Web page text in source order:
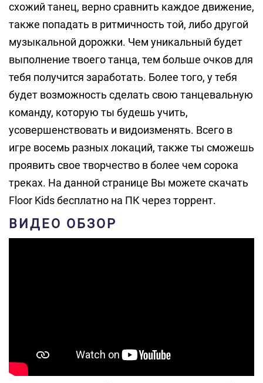
схожий танец, верно сравнить каждое движение,
также попадать в ритмичность той, либо другой
музыкальной дорожки. Чем уникальный будет
выполнение твоего танца, тем больше очков для
тебя получится заработать. Более того, у тебя
будет возможность сделать свою танцевальную
команду, которую ты будешь учить,
усовершенствовать и видоизменять. Всего в
игре восемь разных локаций, также ты сможешь
проявить свое творчество в более чем сорока
треках. На данной странице Вы можете скачать
Floor Kids бесплатно на ПК через торрент.
ВИДЕО ОБЗОР